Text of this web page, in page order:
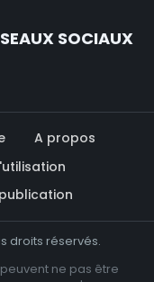
SOCIAUX
A propos
droits réservés.
ne pas être